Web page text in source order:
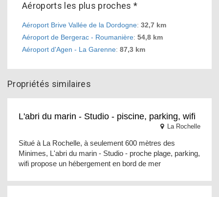
Aéroports les plus proches *
Aéroport Brive Vallée de la Dordogne: 32,7 km
Aéroport de Bergerac - Roumanière: 54,8 km
Aéroport d'Agen - La Garenne: 87,3 km
Propriétés similaires
L'abri du marin - Studio - piscine, parking, wifi
La Rochelle
Situé à La Rochelle, à seulement 600 mètres des
Minimes, L'abri du marin - Studio - proche plage, parking,
wifi propose un hébergement en bord de mer